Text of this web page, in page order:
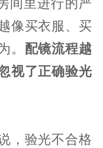
间里进行的严
像买衣服、买
。 配镜流程越
视了正确验光
，验光不合格